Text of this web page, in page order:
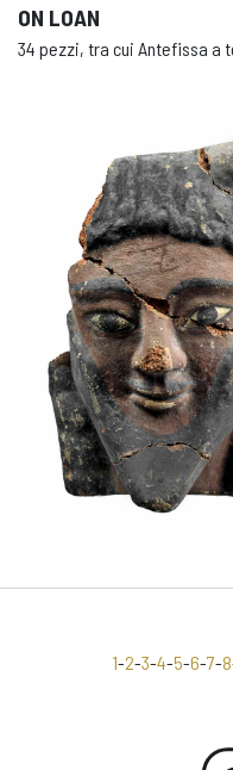
ON LOAN
34 pezzi, tra cui Antefissa a
1-2-3-4-5-6-7-8